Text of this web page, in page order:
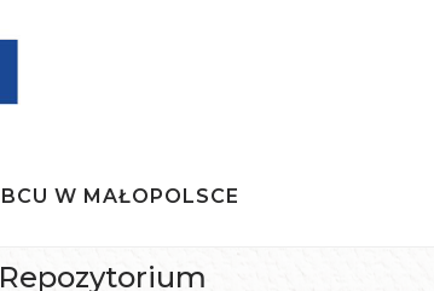
BCU W MAŁOPOLSCE
Repozytorium